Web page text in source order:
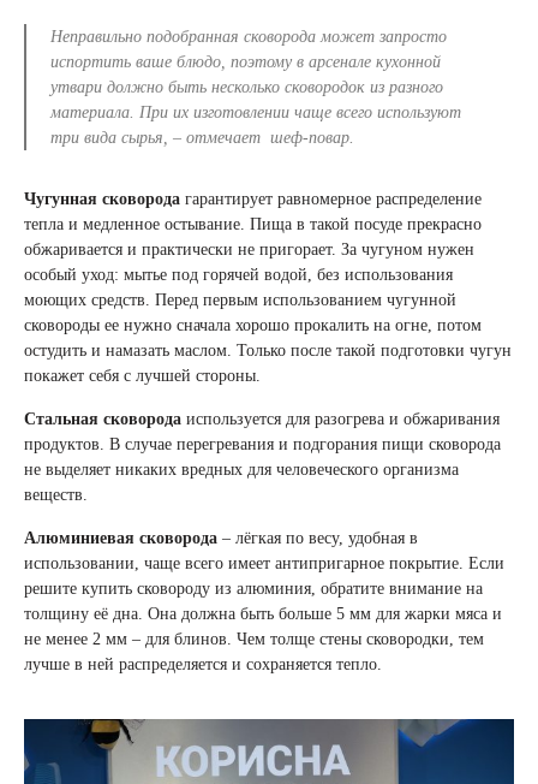
Неправильно подобранная сковорода может запросто
испортить ваше блюдо, поэтому в арсенале кухонной
утвари должно быть несколько сковородок из разного
материала. При их изготовлении чаще всего используют
три вида сырья, – отмечает шеф-повар.
Чугунная сковорода гарантирует равномерное распределение
тепла и медленное остывание. Пища в такой посуде прекрасно
обжаривается и практически не пригорает. За чугуном нужен
особый уход: мытье под горячей водой, без использования
моющих средств. Перед первым использованием чугунной
сковороды ее нужно сначала хорошо прокалить на огне, потом
остудить и намазать маслом. Только после такой подготовки чугун
покажет себя с лучшей стороны.
Стальная сковорода используется для разогрева и обжаривания
продуктов. В случае перегревания и подгорания пищи сковорода
не выделяет никаких вредных для человеческого организма
веществ.
Алюминиевая сковорода – лёгкая по весу, удобная в
использовании, чаще всего имеет антипригарное покрытие. Если
решите купить сковороду из алюминия, обратите внимание на
толщину её дна. Она должна быть больше 5 мм для жарки мяса и
не менее 2 мм – для блинов. Чем толще стены сковородки, тем
лучше в ней распределяется и сохраняется тепло.